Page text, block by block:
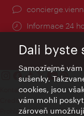
Informace 24
Kontakty
Credits
Prohlášení o ochraně
Dali byste
Samozřejmě
sušenky.
cookies, jsou
vám mohli
zároveň